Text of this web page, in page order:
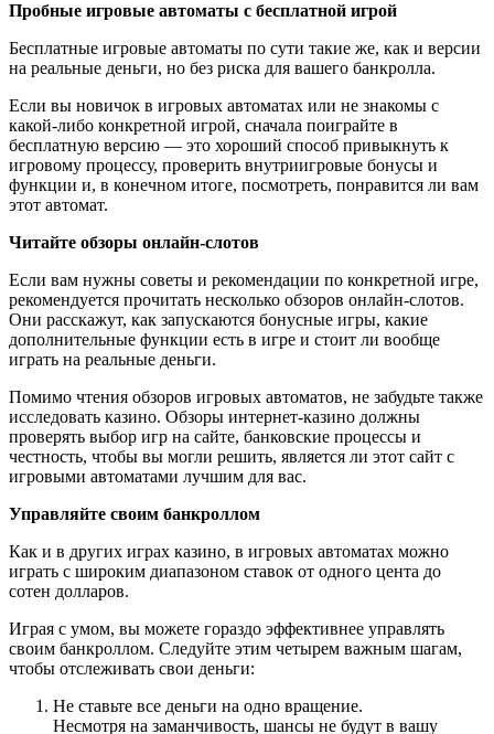
Пробные игровые автоматы с бесплатной игрой
Бесплатные игровые автоматы по сути такие же, как и версии
на реальные деньги, но без риска для вашего банкролла.
Если вы новичок в игровых автоматах или не знакомы с
какой-либо конкретной игрой, сначала поиграйте в
бесплатную версию — это хороший способ привыкнуть к
игровому процессу, проверить внутриигровые бонусы и
функции и, в конечном итоге, посмотреть, понравится ли вам
этот автомат.
Читайте обзоры онлайн-слотов
Если вам нужны советы и рекомендации по конкретной игре,
рекомендуется прочитать несколько обзоров онлайн-слотов.
Они расскажут, как запускаются бонусные игры, какие
дополнительные функции есть в игре и стоит ли вообще
играть на реальные деньги.
Помимо чтения обзоров игровых автоматов, не забудьте также
исследовать казино. Обзоры интернет-казино должны
проверять выбор игр на сайте, банковские процессы и
честность, чтобы вы могли решить, является ли этот сайт с
игровыми автоматами лучшим для вас.
Управляйте своим банкроллом
Как и в других играх казино, в игровых автоматах можно
играть с широким диапазоном ставок от одного цента до
сотен долларов.
Играя с умом, вы можете гораздо эффективнее управлять
своим банкроллом. Следуйте этим четырем важным шагам,
чтобы отслеживать свои деньги:
Не ставьте все деньги на одно вращение.
Несмотря на заманчивость, шансы не будут в вашу